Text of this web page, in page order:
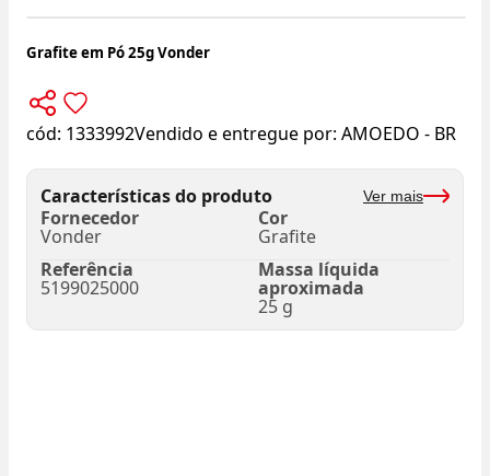
Grafite em Pó 25g Vonder
cód: 1333992Vendido e entregue por: AMOEDO - BR
Características do produto Ver mais
Fornecedor
Vonder
Cor
Grafite
Referência
5199025000
Massa líquida
aproximada
25 g